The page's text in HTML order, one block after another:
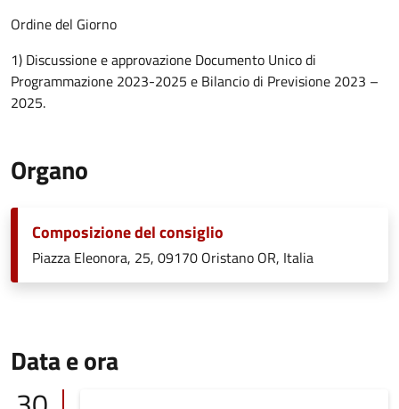
Ordine del Giorno
1) Discussione e approvazione Documento Unico di
Programmazione 2023-2025 e Bilancio di Previsione 2023 –
2025.
Organo
Composizione del consiglio
Piazza Eleonora, 25, 09170 Oristano OR, Italia
Data e ora